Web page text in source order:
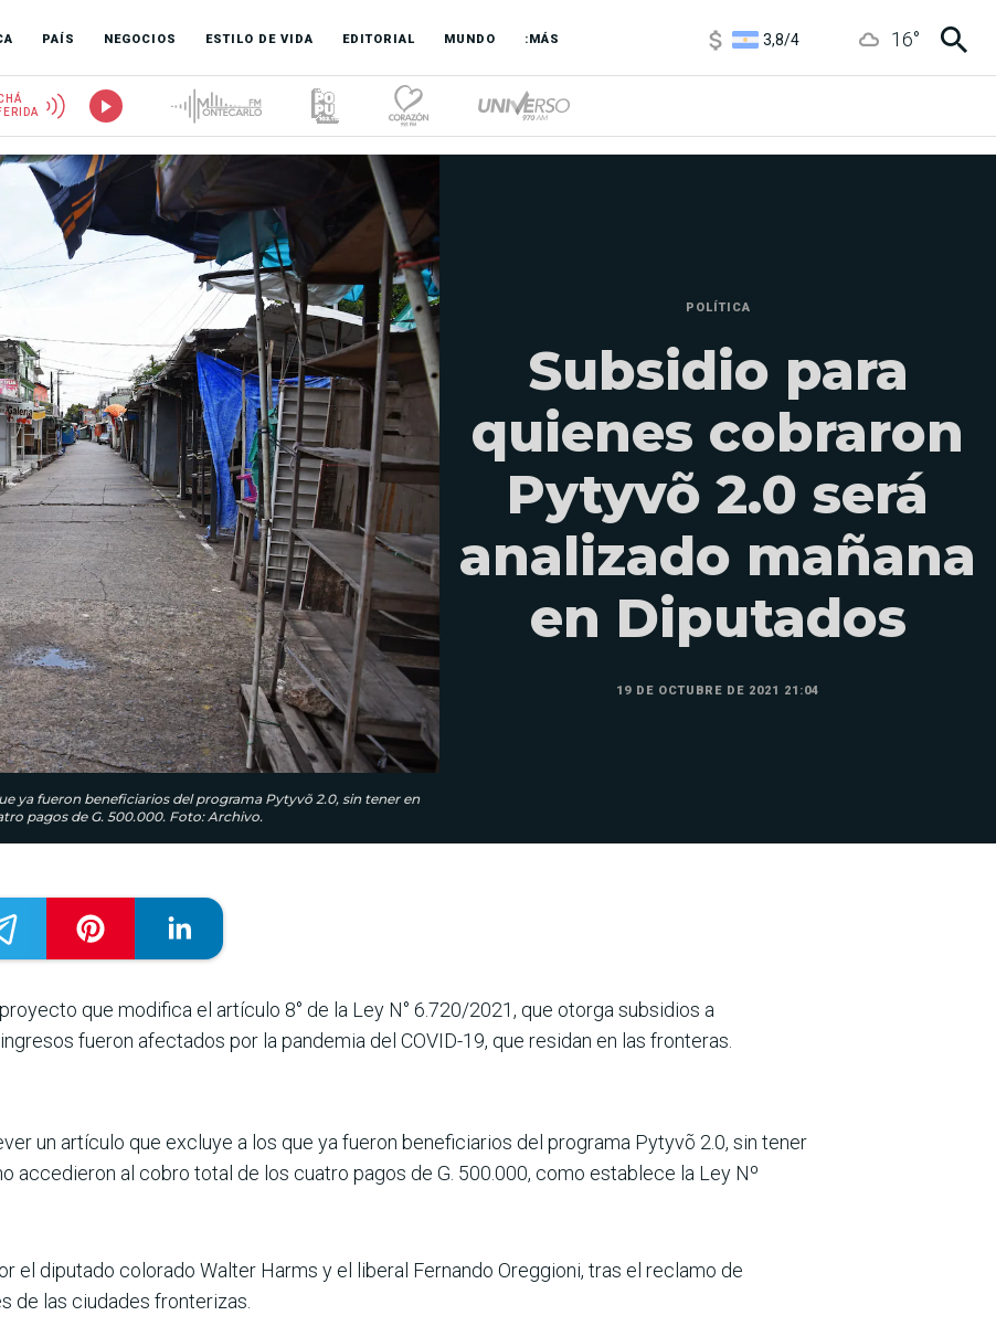
PAÍS NEGOCIOS ESTILO DE VIDA EDITORIAL MUNDO :MÁS
6850/ 16°
ya fueron beneficiarios del programa Pytyvõ 2.0, sin tener en
pagos de G. 500.000. Foto: Archivo.
POLÍTICA
Subsidio para
quienes cobraron
Pytyvõ 2.0 será
analizado mañana
en Diputados
19 DE OCTUBRE DE 2021 21:04
que modifica el artículo 8° de la Ley N° 6.720/2021, que otorga subsidios a
fueron afectados por la pandemia del COVID-19, que residan en las fronteras.
un artículo que excluye a los que ya fueron beneficiarios del programa Pytyvõ 2.0, sin tener
accedieron al cobro total de los cuatro pagos de G. 500.000, como establece la Ley Nº
el diputado colorado Walter Harms y el liberal Fernando Oreggioni, tras el reclamo de
de las ciudades fronterizas.